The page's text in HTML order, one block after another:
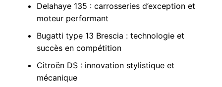
Delahaye 135 : carrosseries d’exception et
moteur performant
Bugatti type 13 Brescia : technologie et
succès en compétition
Citroën DS : innovation stylistique et
mécanique